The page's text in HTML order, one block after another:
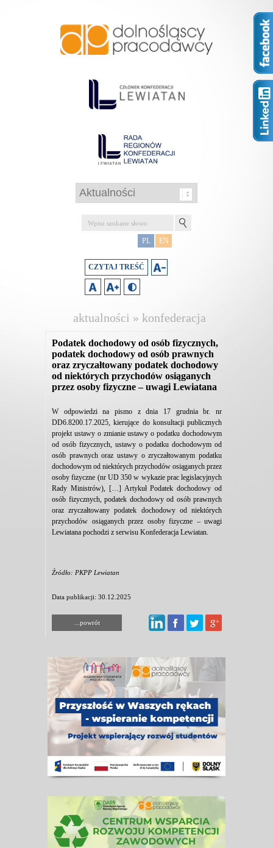
PL EN
CZYTAJ TREŚĆ
aktualności » konfederacja
Podatek dochodowy od osób fizycznych,
podatek dochodowy od osób prawnych
oraz zryczałtowany podatek dochodowy
od niektórych przychodów osiąganych
przez osoby fizyczne – uwagi Lewiatana
W odpowiedzi na pismo z dnia 17 grudnia br. nr
DD6.8200.17.2025, kierujące do konsultacji publicznych
projekt ustawy o zmianie ustawy o podatku dochodowym
od osób fizycznych, ustawy o podatku dochodowym od
osób prawnych oraz ustawy o zryczałtowanym podatku
dochodowym od niektórych przychodów osiąganych przez
osoby fizyczne (nr UD 350 w wykazie prac legislacyjnych
Rady Ministrów), […] Artykuł Podatek dochodowy od
osób fizycznych, podatek dochodowy od osób prawnych
oraz zryczałtowany podatek dochodowy od niektórych
przychodów osiąganych przez osoby fizyczne – uwagi
Lewiatana pochodzi z serwisu Konfederacja Lewiatan.
Źródło: PKPP Lewiatan
Data publikacji: 30.12.2025
...powrót